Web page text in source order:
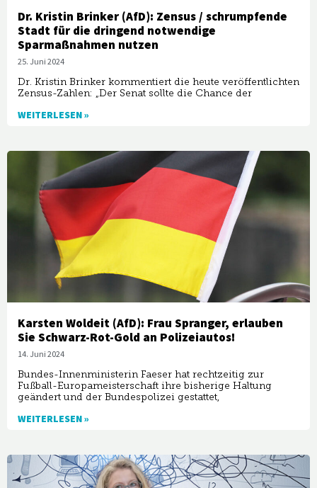
Dr. Kristin Brinker (AfD): Zensus / schrumpfende
Stadt für die dringend notwendige
Sparmaßnahmen nutzen
25. Juni 2024
Dr. Kristin Brinker kommentiert die heute veröffentlichten
Zensus-Zahlen: „Der Senat sollte die Chance der
WEITERLESEN »
Karsten Woldeit (AfD): Frau Spranger, erlauben
Sie Schwarz-Rot-Gold an Polizeiautos!
14. Juni 2024
Bundes-Innenministerin Faeser hat rechtzeitig zur
Fußball-Europameisterschaft ihre bisherige Haltung
geändert und der Bundespolizei gestattet,
WEITERLESEN »